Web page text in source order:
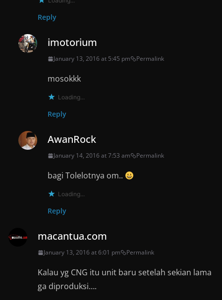
Reply
imotorium
January 13, 2016 at 5:45 pm Permalink
mosokkk
Loading...
Reply
AwanRock
January 14, 2016 at 7:53 am Permalink
bagi Tolelotnya om..
Loading...
Reply
macantua.com
January 13, 2016 at 6:01 pm Permalink
Kalau yg CNG itu unit baru setelah sekian lama
ga diproduksi….